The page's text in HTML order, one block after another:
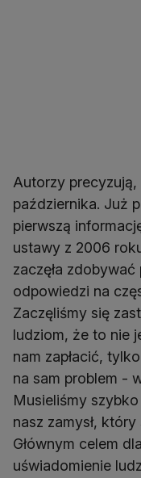
Autorzy precyzują,
października. Już
pierwszą
ustawy z 2006
zaczęła
odpowiedzi na
Zaczęliśmy się
ludziom, że to nie
nam zapłacić,
na sam problem -
Musieliśmy
nasz zamysł,
Głównym celem
uświadomienie